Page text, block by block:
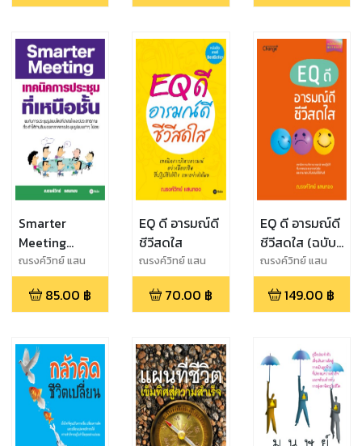
Smarter
Meeting
เทคนิคการ
ประชุมที่เหนือ
ชั้น
ณรงค์วิทย์ แสน
ทอง
85.00 ฿
EQ ดี อารมณ์ดี
ชีวีสดใส
ณรงค์วิทย์ แสน
ทอง
70.00 ฿
EQ ดี อารมณ์ดี
ชีวีสดใส (ฉบับ
ปรับปรุง)
ณรงค์วิทย์ แสน
ทอง
149.00 ฿